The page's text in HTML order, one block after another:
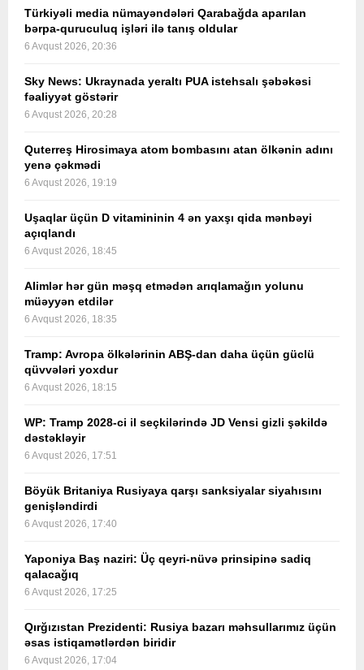
Türkiyəli media nümayəndələri Qarabağda aparılan
bərpa-quruculuq işləri ilə tanış oldular
6 Avqust 2026, 20:36
Sky News: Ukraynada yeraltı PUA istehsalı şəbəkəsi
fəaliyyət göstərir
6 Avqust 2026, 20:28
Quterreş Hirosimaya atom bombasını atan ölkənin adını
yenə çəkmədi
6 Avqust 2026, 19:19
Uşaqlar üçün D vitamininin 4 ən yaxşı qida mənbəyi
açıqlandı
6 Avqust 2026, 18:45
Alimlər hər gün məşq etmədən arıqlamağın yolunu
müəyyən etdilər
6 Avqust 2026, 18:35
Tramp: Avropa ölkələrinin ABŞ-dan daha üçün güclü
qüvvələri yoxdur
6 Avqust 2026, 18:15
WP: Tramp 2028-ci il seçkilərində JD Vensi gizli şəkildə
dəstəkləyir
6 Avqust 2026, 17:51
Böyük Britaniya Rusiyaya qarşı sanksiyalar siyahısını
genişləndirdi
6 Avqust 2026, 17:40
Yaponiya Baş naziri: Üç qeyri-nüvə prinsipinə sadiq
qalacağıq
6 Avqust 2026, 17:25
Qırğızıstan Prezidenti: Rusiya bazarı məhsullarımız üçün
əsas istiqamətlərdən biridir
6 Avqust 2026, 17:04